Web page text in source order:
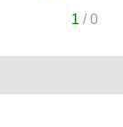
1 /0